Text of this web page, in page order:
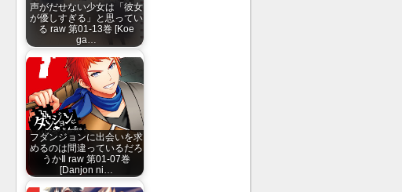
声がだせない少女は「彼女
が優しすぎる」と思ってい
る raw 第01-13巻 [Koe
ga…
フダンジョンに出会いを求
めるのは間違っているだろ
うかⅡ raw 第01-07巻
[Danjon ni…